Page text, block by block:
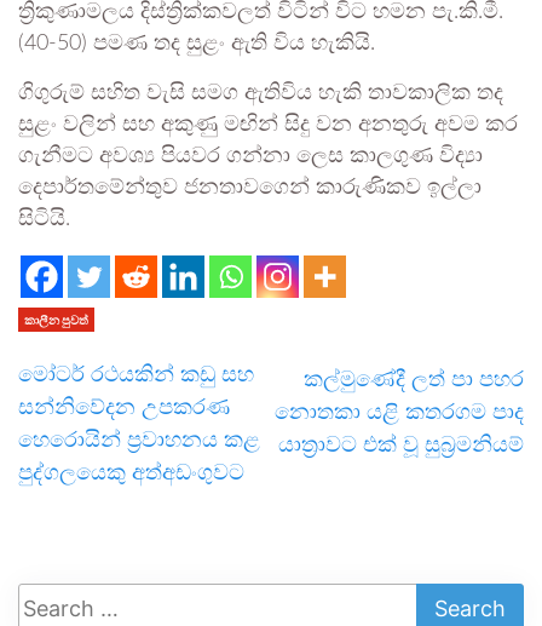
ත්‍රිකුණාමලය දිස්ත්‍රික්කවලත් විටින් විට හමන පැ.කි.මී.
(40-50) පමණ තද සුළං ඇති විය හැකියි.
ගිගුරුම් සහිත වැසි සමග ඇතිවිය හැකි තාවකාලික තද
සුළං වලින් සහ අකුණු මඟින් සිදු වන අනතුරු අවම කර
ගැනීමට අවශ්‍ය පියවර ගන්නා ලෙස කාලගුණ විද්‍යා
දෙපාර්තමේන්තුව ජනතාවගෙන් කාරුණිකව ඉල්ලා
සිටියි.
කාලීන පුවත්
මෝටර් රථයකින් කඩු සහ
සන්නිවේදන උපකරණ
හෙරොයින් ප්‍රවාහනය කළ
පුද්ගලයෙකු අත්අඩංගුවට
කල්මුණේදී ලත් පා පහර
නොතකා යළි කතරගම පාද
යාත්‍රාවට එක් වූ සුබ්‍රමනියම්